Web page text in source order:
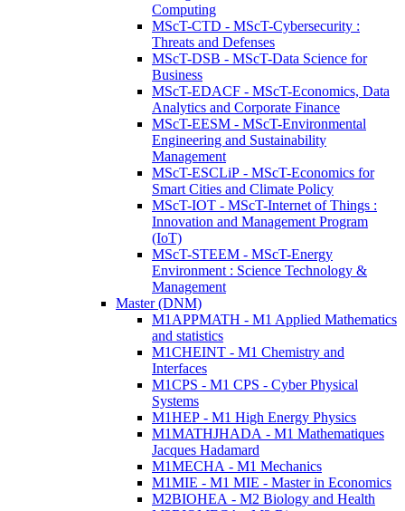
Computing
MScT-CTD - MScT-Cybersecurity :
Threats and Defenses
MScT-DSB - MScT-Data Science for
Business
MScT-EDACF - MScT-Economics, Data
Analytics and Corporate Finance
MScT-EESM - MScT-Environmental
Engineering and Sustainability
Management
MScT-ESCLiP - MScT-Economics for
Smart Cities and Climate Policy
MScT-IOT - MScT-Internet of Things :
Innovation and Management Program
(IoT)
MScT-STEEM - MScT-Energy
Environment : Science Technology &
Management
Master (DNM)
M1APPMATH - M1 Applied Mathematics
and statistics
M1CHEINT - M1 Chemistry and
Interfaces
M1CPS - M1 CPS - Cyber Physical
Systems
M1HEP - M1 High Energy Physics
M1MATHJHADA - M1 Mathematiques
Jacques Hadamard
M1MECHA - M1 Mechanics
M1MIE - M1 MIE - Master in Economics
M2BIOHEA - M2 Biology and Health